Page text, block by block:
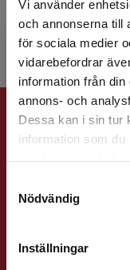
Vi använder
och annonserna till
för sociala medier
vidarebefordrar
information från
annons- och
Dessa kan i sin tur
information som du
Nödvändig
Inställningar
Det verkar som
Vi erbjuder
att kunna
historia. Han